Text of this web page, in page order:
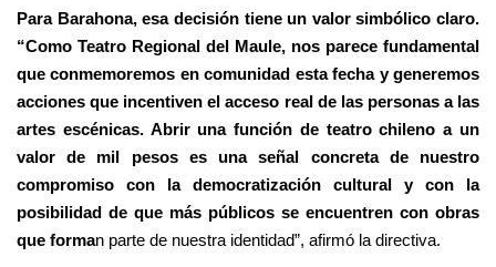
Para Barahona, esa decisión tiene un valor simbólico claro.
“Como Teatro Regional del Maule, nos parece fundamental
que conmemoremos en comunidad esta fecha y generemos
acciones que incentiven el acceso real de las personas a las
artes escénicas. Abrir una función de teatro chileno a un
valor de mil pesos es una señal concreta de nuestro
compromiso con la democratización cultural y con la
posibilidad de que más públicos se encuentren con obras
que forman parte de nuestra identidad”, afirmó la directiva.